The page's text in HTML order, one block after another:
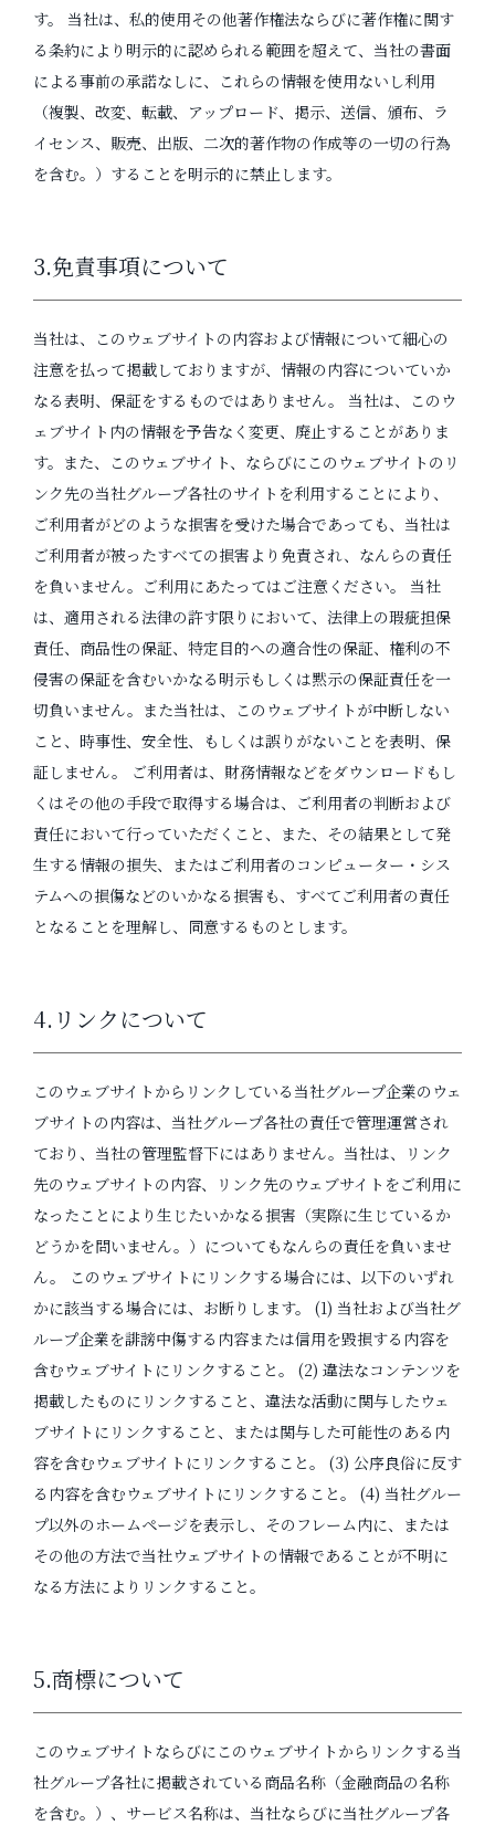
す。 当社は、私的使用その他著作権法ならびに著作権に関す
る条約により明示的に認められる範囲を超えて、当社の書面
による事前の承諾なしに、これらの情報を使用ないし利用
（複製、改変、転載、アップロード、掲示、送信、頒布、ラ
イセンス、販売、出版、二次的著作物の作成等の一切の行為
を含む。）することを明示的に禁止します。
3.免責事項について
当社は、このウェブサイトの内容および情報について細心の
注意を払って掲載しておりますが、情報の内容についていか
なる表明、保証をするものではありません。 当社は、このウ
ェブサイト内の情報を予告なく変更、廃止することがありま
す。また、このウェブサイト、ならびにこのウェブサイトのリ
ンク先の当社グループ各社のサイトを利用することにより、
ご利用者がどのような損害を受けた場合であっても、当社は
ご利用者が被ったすべての損害より免責され、なんらの責任
を負いません。ご利用にあたってはご注意ください。 当社
は、適用される法律の許す限りにおいて、法律上の瑕疵担保
責任、商品性の保証、特定目的への適合性の保証、権利の不
侵害の保証を含むいかなる明示もしくは黙示の保証責任を一
切負いません。また当社は、このウェブサイトが中断しない
こと、時事性、安全性、もしくは誤りがないことを表明、保
証しません。 ご利用者は、財務情報などをダウンロードもし
くはその他の手段で取得する場合は、ご利用者の判断および
責任において行っていただくこと、また、その結果として発
生する情報の損失、またはご利用者のコンピューター・シス
テムへの損傷などのいかなる損害も、すべてご利用者の責任
となることを理解し、同意するものとします。
4.リンクについて
このウェブサイトからリンクしている当社グループ企業のウェ
ブサイトの内容は、当社グループ各社の責任で管理運営され
ており、当社の管理監督下にはありません。当社は、リンク
先のウェブサイトの内容、リンク先のウェブサイトをご利用に
なったことにより生じたいかなる損害（実際に生じているか
どうかを問いません。）についてもなんらの責任を負いませ
ん。 このウェブサイトにリンクする場合には、以下のいずれ
かに該当する場合には、お断りします。 (1) 当社および当社グ
ループ企業を誹謗中傷する内容または信用を毀損する内容を
含むウェブサイトにリンクすること。 (2) 違法なコンテンツを
掲載したものにリンクすること、違法な活動に関与したウェ
ブサイトにリンクすること、または関与した可能性のある内
容を含むウェブサイトにリンクすること。 (3) 公序良俗に反す
る内容を含むウェブサイトにリンクすること。 (4) 当社グルー
プ以外のホームページを表示し、そのフレーム内に、または
その他の方法で当社ウェブサイトの情報であることが不明に
なる方法によりリンクすること。
5.商標について
このウェブサイトならびにこのウェブサイトからリンクする当
社グループ各社に掲載されている商品名称（金融商品の名称
を含む。）、サービス名称は、当社ならびに当社グループ各